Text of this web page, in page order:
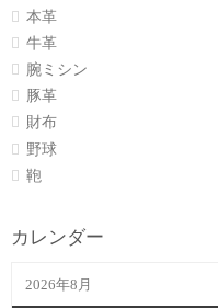
本革
牛革
腕ミシン
豚革
財布
野球
鞄
カレンダー
2026年8月